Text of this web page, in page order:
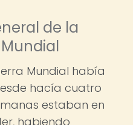
de la
Mundial había
hacía cuatro
estaban en
habiendo